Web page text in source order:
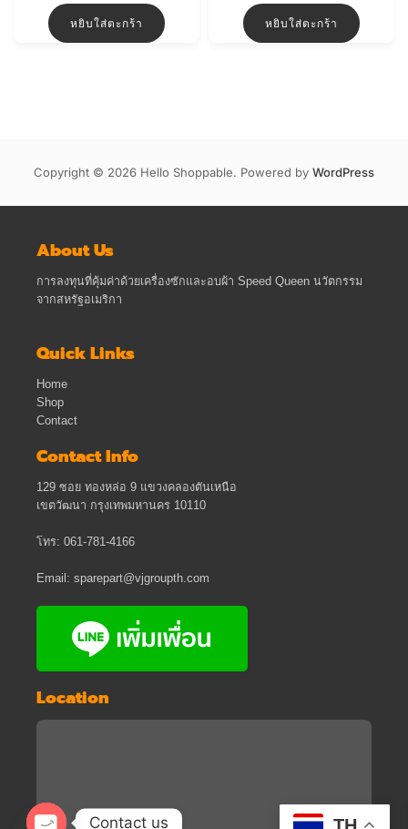
฿2,900.00.
฿2,800.00.
หยิบใส่ตะกร้า
฿10,000.00.
หยิบใส่ตะกร้า
Copyright © 2026 Hello Shoppable. Powered by WordPress
About Us
การลงทุนที่คุ้มค่าด้วยเครื่องซักและอบผ้า Speed Queen นวัตกรรม
จากสหรัฐอเมริกา
Quick Links
Home
Shop
Contact
Contact Info
129 ซอย ทองหล่อ 9 แขวงคลองตันเหนือ
เขตวัฒนา กรุงเทพมหานคร 10110
โทร: 061-781-4166
Email: sparepart@vjgroupth.com
Location
Contact us